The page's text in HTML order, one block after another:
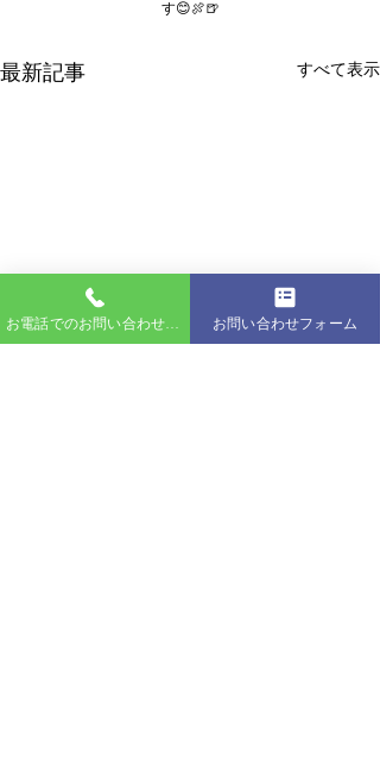
す😊🍖🍺
最新記事 すべて表示
お問い合わせフォーム